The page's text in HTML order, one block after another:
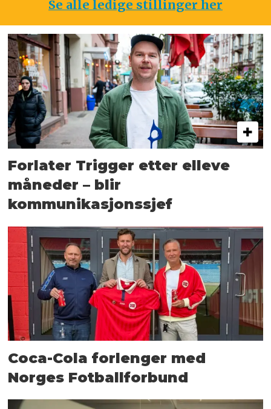
Se alle ledige stillinger her
Forlater Trigger etter elleve
måneder – blir
kommunikasjonssjef
Coca-Cola forlenger med
Norges Fotballforbund